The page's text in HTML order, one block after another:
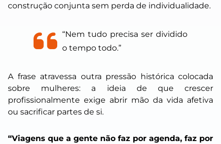
construção conjunta sem perda de individualidade.
“Nem tudo precisa ser dividido
o tempo todo.”
A frase atravessa outra pressão histórica colocada
sobre mulheres: a ideia de que crescer
profissionalmente exige abrir mão da vida afetiva
ou sacrificar partes de si.
“Viagens que a gente não faz por agenda, faz por